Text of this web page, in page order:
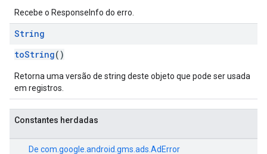
Recebe o ResponseInfo do erro.
String
toString()
Retorna uma versão de string deste objeto que pode ser usada
em registros.
Constantes herdadas
De com.google.android.gms.ads.AdError